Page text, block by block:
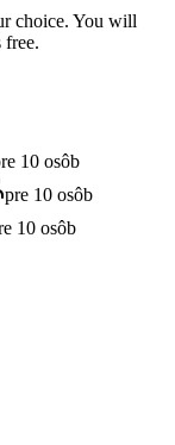
choice. You will
free.
10 osôb
pre 10 osôb
10 osôb